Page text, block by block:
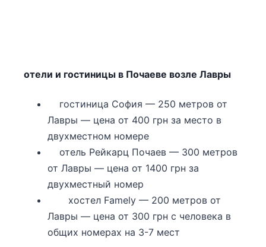
отели и гостиницы в Почаеве возле Лавры
гостиница София — 250 метров от
Лавры — цена от 400 грн за место в
двухместном номере
отель Рейкарц Почаев — 300 метров
от Лавры — цена от 1400 грн за
двухместный номер
хостел Famely — 200 метров от
Лавры — цена от 300 грн с человека в
общих номерах на 3-7 мест